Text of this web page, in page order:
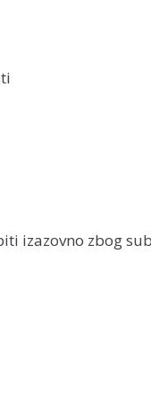
izazovno zbog